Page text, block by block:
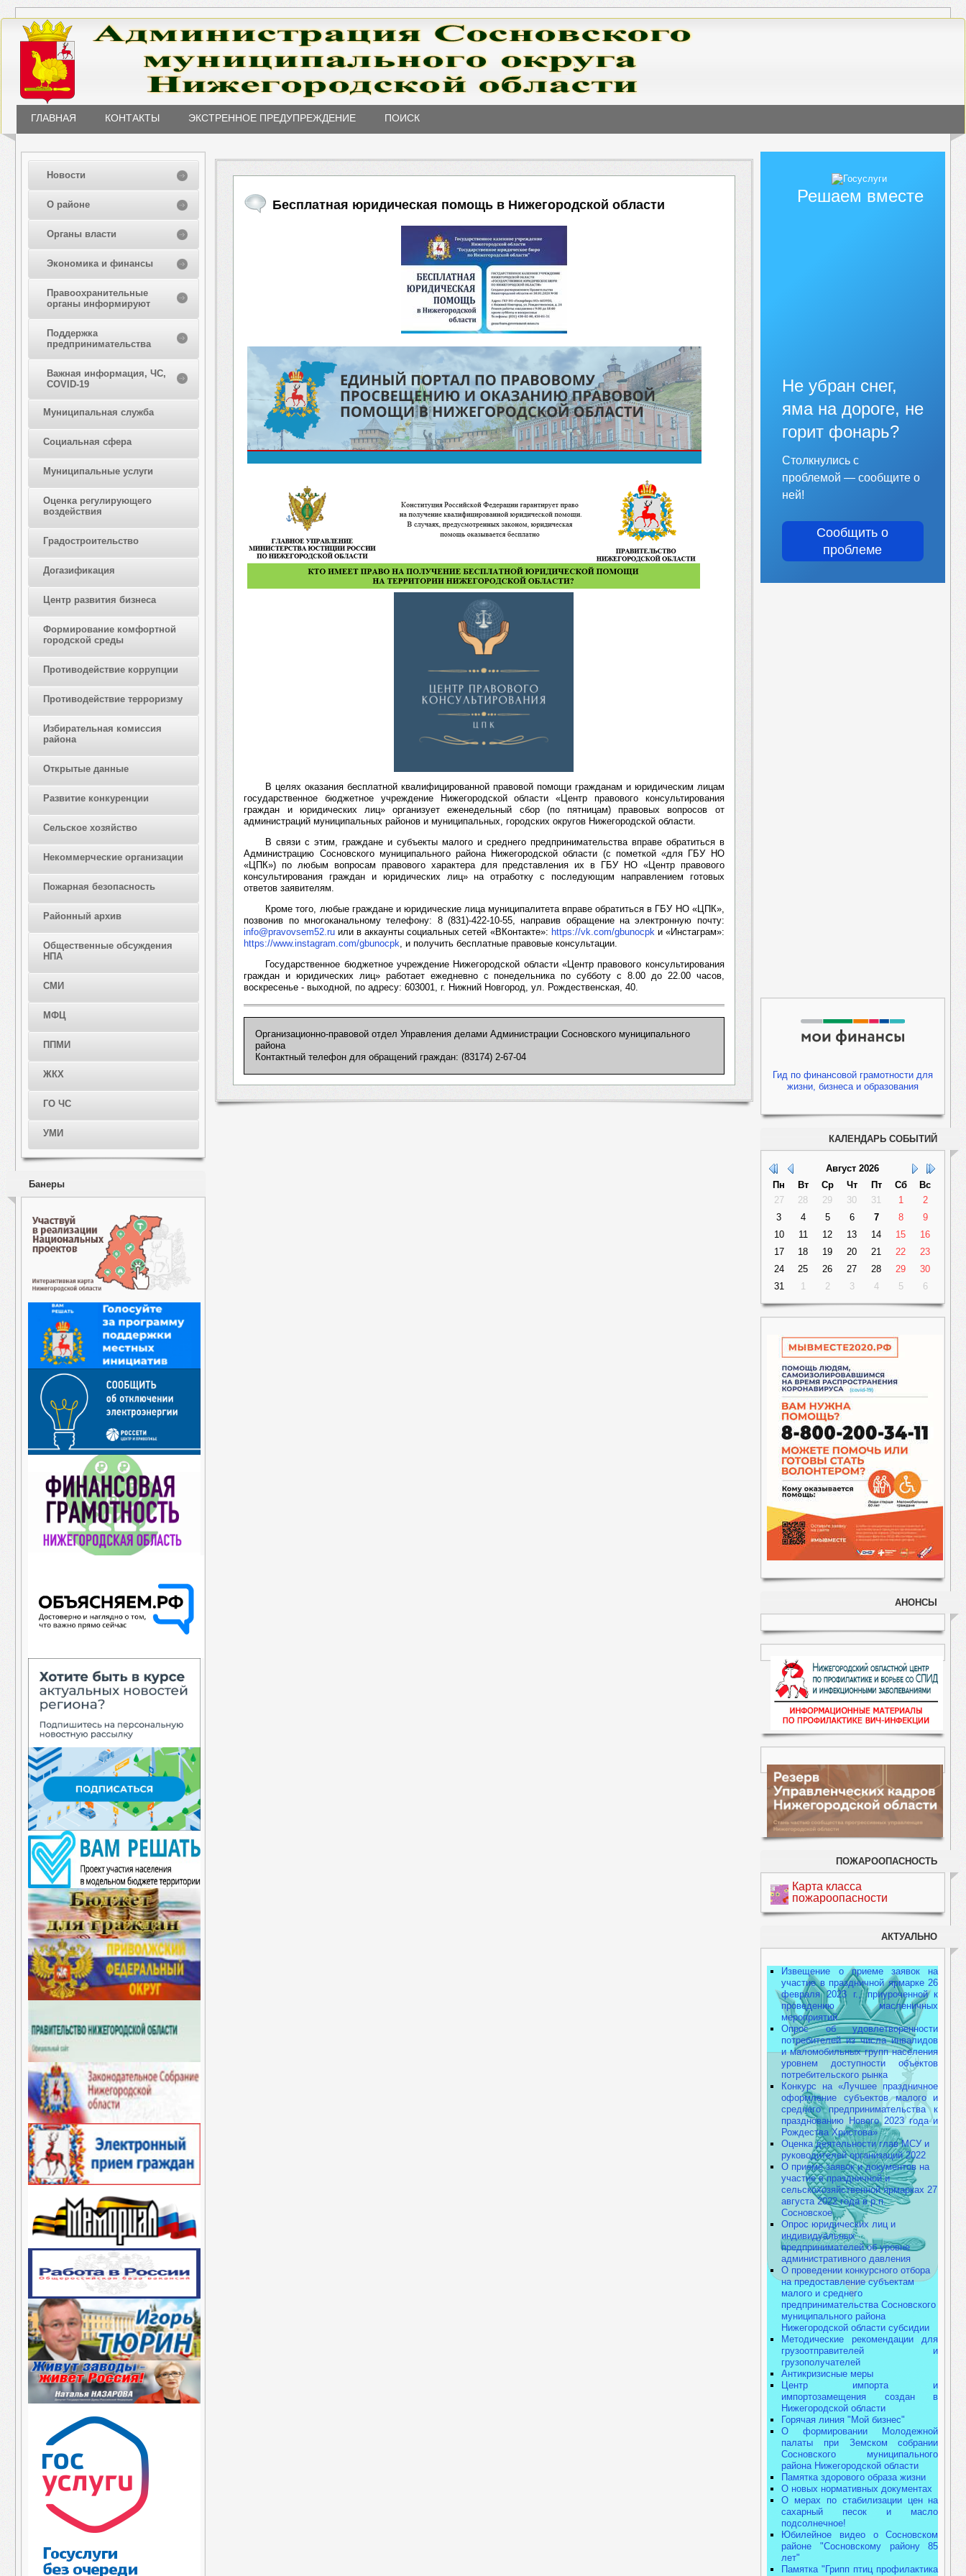
ГЛАВНАЯ КОНТАКТЫ ЭКСТРЕННОЕ ПРЕДУПРЕЖДЕНИЕ ПОИСК
Новости
О районе
Органы власти
Экономика и финансы
Правоохранительные
органы информируют
Поддержка
предпринимательства
Важная информация, ЧС,
COVID-19
Муниципальная служба
Социальная сфера
Муниципальные услуги
Оценка регулирующего
воздействия
Градостроительство
Догазификация
Центр развития бизнеса
Формирование комфортной
городской среды
Противодействие коррупции
Противодействие терроризму
Избирательная комиссия
района
Открытые данные
Развитие конкуренции
Сельское хозяйство
Некоммерческие организации
Пожарная безопасность
Районный архив
Общественные обсуждения
НПА
СМИ
МФЦ
ППМИ
ЖКХ
ГО ЧС
УМИ
Банеры
Бесплатная юридическая помощь в Нижегородской области
В целях оказания бесплатной квалифицированной правовой помощи гражданам и юридическим лицам
государственное бюджетное учреждение Нижегородской области «Центр правового консультирования
граждан и юридических лиц» организует еженедельный сбор (по пятницам) правовых вопросов от
администраций муниципальных районов и муниципальных, городских округов Нижегородской области.
В связи с этим, граждане и субъекты малого и среднего предпринимательства вправе обратиться в
Администрацию Сосновского муниципального района Нижегородской области (с пометкой «для ГБУ НО
«ЦПК») по любым вопросам правового характера для представления их в ГБУ НО «Центр правового
консультирования граждан и юридических лиц» на отработку с последующим направлением готовых
ответов заявителям.
Кроме того, любые граждане и юридические лица муниципалитета вправе обратиться в ГБУ НО «ЦПК»,
позвонив по многоканальному телефону: 8 (831)-422-10-55, направив обращение на электронную почту:
info@pravovsem52.ru или в аккаунты социальных сетей «ВКонтакте»: https://vk.com/gbunocpk и «Инстаграм»:
https://www.instagram.com/gbunocpk , и получить бесплатные правовые консультации.
Государственное бюджетное учреждение Нижегородской области «Центр правового консультирования
граждан и юридических лиц» работает ежедневно с понедельника по субботу с 8.00 до 22.00 часов,
воскресенье - выходной, по адресу: 603001, г. Нижний Новгород, ул. Рождественская, 40.
Организационно-правовой отдел Управления делами Администрации Сосновского муниципального
района
Контактный телефон для обращений граждан: (83174) 2-67-04
Решаем вместе
Не убран снег,
яма на дороге, не
горит фонарь?
Столкнулись с
проблемой — сообщите о
ней!
Сообщить о
проблеме
Гид по финансовой грамотности для
жизни, бизнеса и образования
КАЛЕНДАРЬ СОБЫТИЙ
Август 2026
Пн
Вт Ср Чт Пт Сб
Вс
27
28 29 30 31 1
2
3
4 5 6 7 8
9
10
11 12 13 14 15
16
17
18 19 20 21 22
23
24
25 26 27 28 29
30
31
1 2 3 4 5 6
АНОНСЫ
ПОЖАРООПАСНОСТЬ
Карта класса
пожароопасности
АКТУАЛЬНО
Извещение о приеме заявок на
участие в праздничной ярмарке 26
февраля 2023 г., приуроченной к
проведению масленичных
мероприятий
Опрос об удовлетворенности
потребителей из числа инвалидов
и маломобильных групп населения
уровнем доступности объектов
потребительского рынка
Конкурс на «Лучшее праздничное
оформление субъектов малого и
среднего предпринимательства к
празднованию Нового 2023 года и
Рождества Христова»
Оценка деятельности глав МСУ и
руководителей организаций 2022
О приеме заявок и документов на
участие в праздничной и
сельскохозяйственной ярмарках 27
августа 2022 года в р.п.
Сосновское
Опрос юридических лиц и
индивидуальных
предпринимателей об уровне
административного давления
О проведении конкурсного отбора
на предоставление субъектам
малого и среднего
предпринимательства Сосновского
муниципального района
Нижегородской области субсидии
Методические рекомендации для
грузоотправителей и
грузополучателей
Антикризисные меры
Центр импорта и
импортозамещения создан в
Нижегородской области
Горячая линия "Мой бизнес"
О формировании Молодежной
палаты при Земском собрании
Сосновского муниципального
района Нижегородской области
Памятка здорового образа жизни
О новых нормативных документах
О мерах по стабилизации цен на
сахарный песок и масло
подсолнечное!
Юбилейное видео о Сосновском
районе "Сосновскому району 85
лет"
Памятка "Грипп птиц профилактика